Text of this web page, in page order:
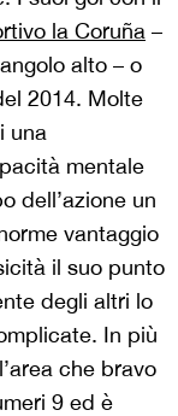
la Coruña –
alto – o
2014. Molte
una
mentale
dell’azione un
vantaggio
il suo punto
degli altri lo
In più
che bravo
9 ed è